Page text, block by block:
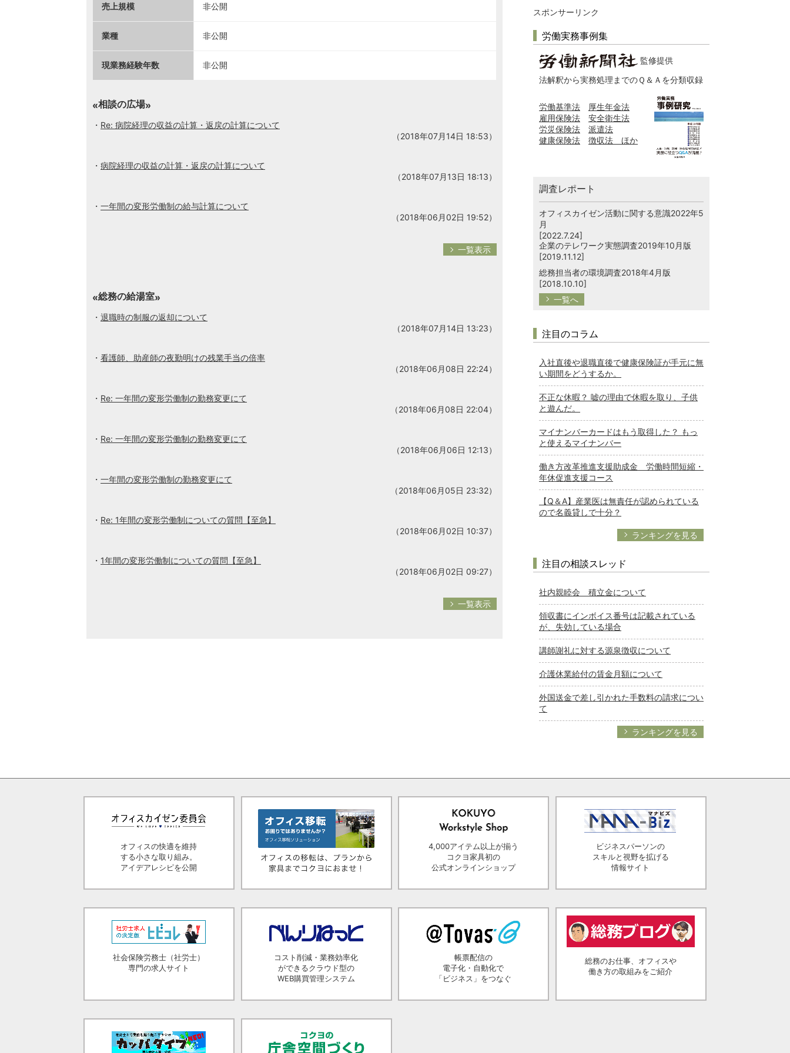
売上規模 非公開
業種 非公開
現業務経験年数 非公開
相談の広場
Re: 病院経理の収益の計算・返戻の計算について
（2018年07月14日 18:53）
病院経理の収益の計算・返戻の計算について
（2018年07月13日 18:13）
一年間の変形労働制の給与計算について
（2018年06月02日 19:52）
一覧表示
総務の給湯室
退職時の制服の返却について
（2018年07月14日 13:23）
看護師、助産師の夜勤明けの残業手当の倍率
（2018年06月08日 22:24）
Re: 一年間の変形労働制の勤務変更にて
（2018年06月08日 22:04）
Re: 一年間の変形労働制の勤務変更にて
（2018年06月06日 12:13）
一年間の変形労働制の勤務変更にて
（2018年06月05日 23:32）
Re: 1年間の変形労働制についての質問【至急】
（2018年06月02日 10:37）
1年間の変形労働制についての質問【至急】
（2018年06月02日 09:27）
一覧表示
スポンサーリンク
労働実務事例集
監修提供
法解釈から実務処理までのＱ＆Ａを分類収録
労働基準法
厚生年金法
雇用保険法
安全衛生法
労災保険法
派遣法
健康保険法
徴収法 ほか
調査レポート
オフィスカイゼン活動に関する意識2022年5
月
[2022.7.24]
企業のテレワーク実態調査2019年10月版
[2019.11.12]
総務担当者の環境調査2018年4月版
[2018.10.10]
一覧へ
注目のコラム
入社直後や退職直後で健康保険証が手元に無
い期間をどうするか。
不正な休暇？ 嘘の理由で休暇を取り、子供
と遊んだ。
マイナンバーカードはもう取得した？ もっ
と使えるマイナンバー
働き方改革推進支援助成金 労働時間短縮・
年休促進支援コース
【Q＆A】産業医は無責任が認められている
ので名義貸しで十分？
ランキングを見る
注目の相談スレッド
社内親睦会 積立金について
領収書にインボイス番号は記載されている
が、失効している場合
講師謝礼に対する源泉徴収について
介護休業給付の賃金月額について
外国送金で差し引かれた手数料の請求につい
て
ランキングを見る
オフィスの快適を維持
する小さな取り組み。
アイデアレシピを公開
4,000アイテム以上が揃う
コクヨ家具初の
公式オンラインショップ
ビジネスパーソンの
スキルと視野を拡げる
情報サイト
社会保険労務士（社労士）
専門の求人サイト
コスト削減・業務効率化
ができるクラウド型の
WEB購買管理システム
帳票配信の
電子化・自動化で
「ビジネス」をつなぐ
総務のお仕事、オフィスや
働き方の取組みをご紹介